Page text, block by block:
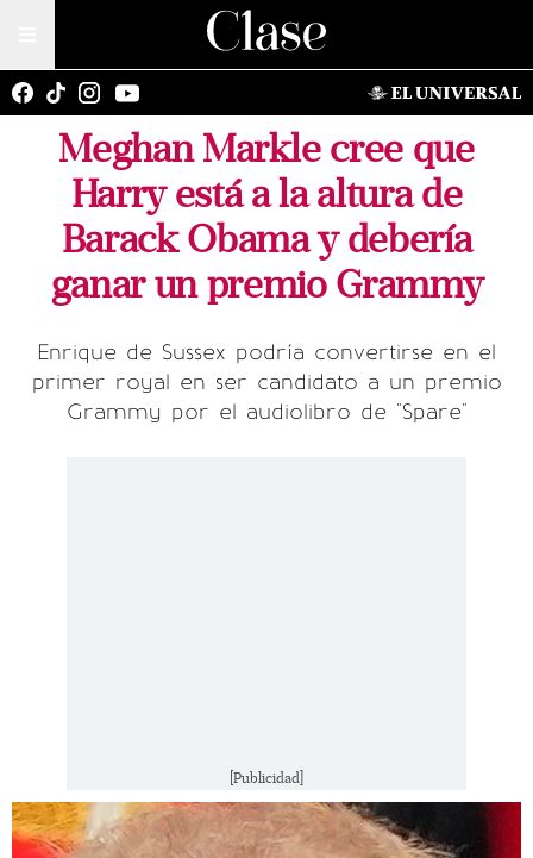
Meghan Markle cree que
Harry está a la altura de
Barack Obama y debería
ganar un premio Grammy
Enrique de Sussex podría convertirse en el
primer royal en ser candidato a un premio
Grammy por el audiolibro de "Spare"
[Publicidad]